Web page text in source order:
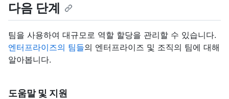
다음 단계
팀을 사용하여 대규모로 역할 할당을 관리할 수 있습니다.
엔터프라이즈의 팀들의 엔터프라이즈 및 조직의 팀에 대해
알아봅니다.
도움말 및 지원